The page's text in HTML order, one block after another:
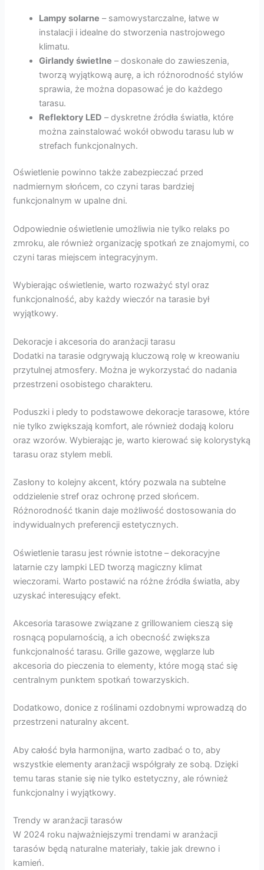
Lampy solarne – samowystarczalne, łatwe w
instalacji i idealne do stworzenia nastrojowego
klimatu.
Girlandy świetlne – doskonałe do zawieszenia,
tworzą wyjątkową aurę, a ich różnorodność stylów
sprawia, że można dopasować je do każdego
tarasu.
Reflektory LED – dyskretne źródła światła, które
można zainstalować wokół obwodu tarasu lub w
strefach funkcjonalnych.
Oświetlenie powinno także zabezpieczać przed
nadmiernym słońcem, co czyni taras bardziej
funkcjonalnym w upalne dni.
Odpowiednie oświetlenie umożliwia nie tylko relaks po
zmroku, ale również organizację spotkań ze znajomymi, co
czyni taras miejscem integracyjnym.
Wybierając oświetlenie, warto rozważyć styl oraz
funkcjonalność, aby każdy wieczór na tarasie był
wyjątkowy.
Dekoracje i akcesoria do aranżacji tarasu
Dodatki na tarasie odgrywają kluczową rolę w kreowaniu
przytulnej atmosfery. Można je wykorzystać do nadania
przestrzeni osobistego charakteru.
Poduszki i pledy to podstawowe dekoracje tarasowe, które
nie tylko zwiększają komfort, ale również dodają koloru
oraz wzorów. Wybierając je, warto kierować się kolorystyką
tarasu oraz stylem mebli.
Zasłony to kolejny akcent, który pozwala na subtelne
oddzielenie stref oraz ochronę przed słońcem.
Różnorodność tkanin daje możliwość dostosowania do
indywidualnych preferencji estetycznych.
Oświetlenie tarasu jest równie istotne – dekoracyjne
latarnie czy lampki LED tworzą magiczny klimat
wieczorami. Warto postawić na różne źródła światła, aby
uzyskać interesujący efekt.
Akcesoria tarasowe związane z grillowaniem cieszą się
rosnącą popularnością, a ich obecność zwiększa
funkcjonalność tarasu. Grille gazowe, węglarze lub
akcesoria do pieczenia to elementy, które mogą stać się
centralnym punktem spotkań towarzyskich.
Dodatkowo, donice z roślinami ozdobnymi wprowadzą do
przestrzeni naturalny akcent.
Aby całość była harmonijna, warto zadbać o to, aby
wszystkie elementy aranżacji współgrały ze sobą. Dzięki
temu taras stanie się nie tylko estetyczny, ale również
funkcjonalny i wyjątkowy.
Trendy w aranżacji tarasów
W 2024 roku najważniejszymi trendami w aranżacji
tarasów będą naturalne materiały, takie jak drewno i
kamień.